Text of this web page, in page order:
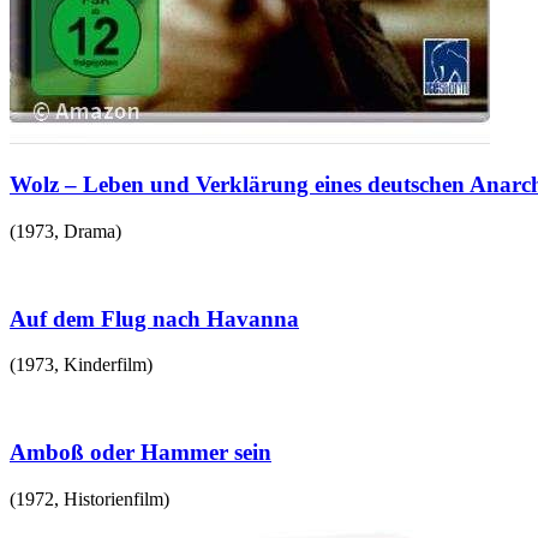
Wolz – Leben und Verklärung eines deutschen
(1973, Drama)
Auf dem Flug nach Havanna
(1973, Kinderfilm)
Amboß oder Hammer sein
(1972, Historienfilm)